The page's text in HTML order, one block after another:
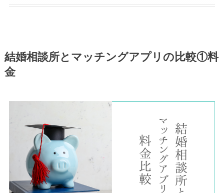
結婚相談所とマッチングアプリの比較①料
金